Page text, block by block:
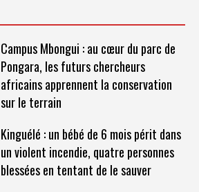
Campus Mbongui : au cœur du parc de
Pongara, les futurs chercheurs
africains apprennent la conservation
sur le terrain
Kinguélé : un bébé de 6 mois périt dans
un violent incendie, quatre personnes
blessées en tentant de le sauver